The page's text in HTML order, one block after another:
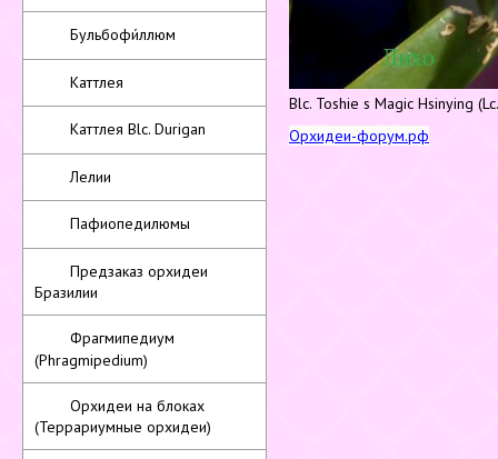
Бульбофи́ллюм
Каттлея
Каттлея Blc. Durigan
Лелии
Пафиопедилюмы
Предзаказ орхидеи
Бразилии
Фрагмипедиум
(Phragmipedium)
Орхидеи на блоках
(Террариумные орхидеи)
Blc. Toshie s Magic Hsinying
Орхидеи-форум.рф